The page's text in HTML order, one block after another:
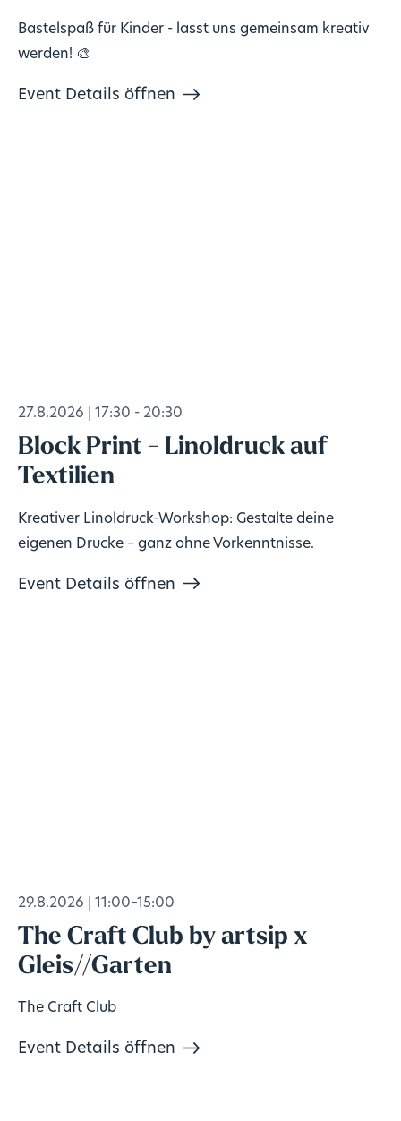
Bastelspaß für Kinder - lasst uns gemeinsam kreativ
werden! 🎨
Event Details öffnen
27.8.2026 17:30 - 20:30
Block Print - Linoldruck auf
Textilien
Kreativer Linoldruck-Workshop: Gestalte deine
eigenen Drucke – ganz ohne Vorkenntnisse.
Event Details öffnen
29.8.2026 11:00–15:00
The Craft Club by artsip x
Gleis//Garten
The Craft Club
Event Details öffnen